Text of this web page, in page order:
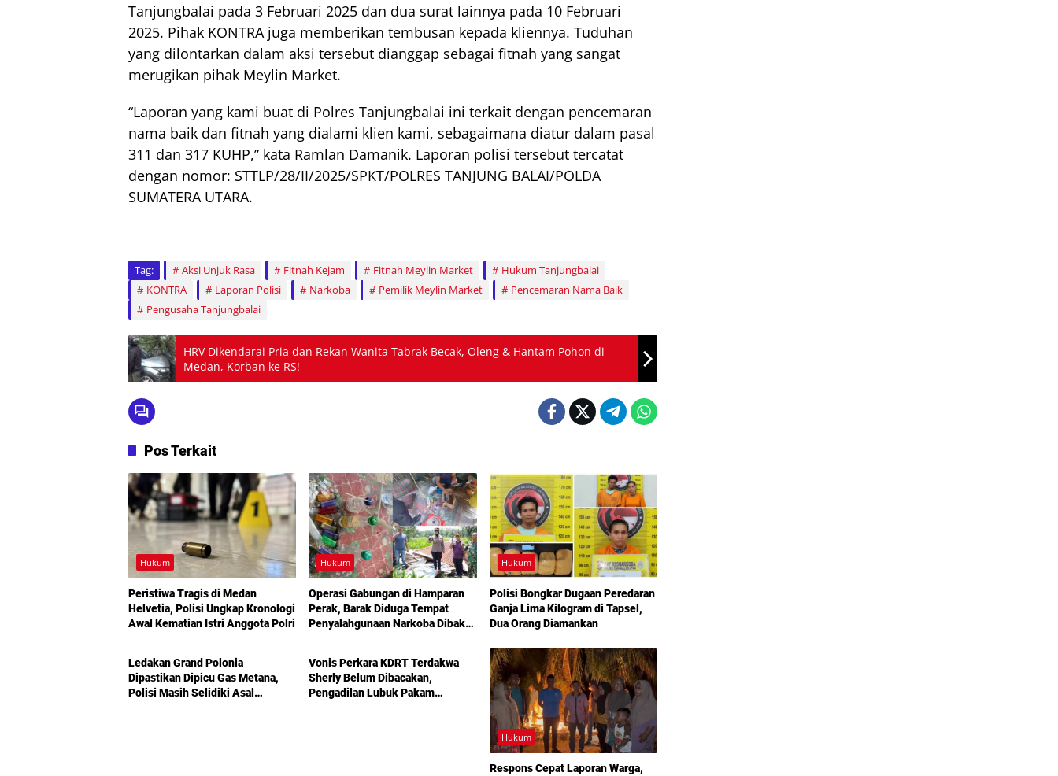
Tanjungbalai pada 3 Februari 2025 dan dua surat lainnya pada 10 Februari
2025. Pihak KONTRA juga memberikan tembusan kepada kliennya. Tuduhan
yang dilontarkan dalam aksi tersebut dianggap sebagai fitnah yang sangat
merugikan pihak Meylin Market.
“Laporan yang kami buat di Polres Tanjungbalai ini terkait dengan pencemaran
nama baik dan fitnah yang dialami klien kami, sebagaimana diatur dalam pasal
311 dan 317 KUHP,” kata Ramlan Damanik. Laporan polisi tersebut tercatat
dengan nomor: STTLP/28/II/2025/SPKT/POLRES TANJUNG BALAI/POLDA
SUMATERA UTARA.
Tag: Aksi Unjuk Rasa Fitnah Kejam Fitnah Meylin Market
Hukum Tanjungbalai
KONTRA
Laporan Polisi Narkoba Pemilik Meylin Market
Pencemaran Nama Baik
Pengusaha Tanjungbalai
HRV Dikendarai Pria dan Rekan Wanita Tabrak Becak, Oleng & Hantam Pohon di
Medan, Korban ke RS!
Pos Terkait
Hukum
Peristiwa Tragis di Medan
Helvetia, Polisi Ungkap Kronologi
Awal Kematian Istri Anggota Polri
Hukum
Operasi Gabungan di Hamparan
Perak, Barak Diduga Tempat
Penyalahgunaan Narkoba Dibakar
Hukum
Polisi Bongkar Dugaan Peredaran
Ganja Lima Kilogram di Tapsel,
Dua Orang Diamankan
Ledakan Grand Polonia
Dipastikan Dipicu Gas Metana,
Polisi Masih Selidiki Asal
Hukum
Vonis Perkara KDRT Terdakwa
Sherly Belum Dibacakan,
Pengadilan Lubuk Pakam
Hukum
Respons Cepat Laporan Warga,